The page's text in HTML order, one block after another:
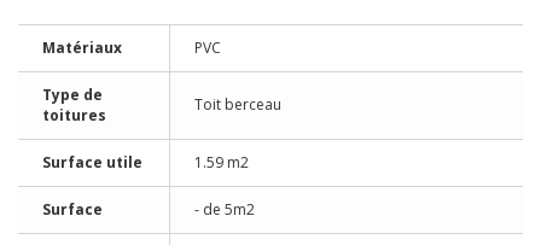
Matériaux PVC
Type de
toitures
Toit berceau
Surface utile 1.59 m2
Surface - de 5m2